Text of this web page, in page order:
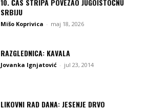
10. ČAS STRIPA POVEZAO JUGOISTOČNU
SRBIJU
Mišo Koprivica - maj 18, 2026
RAZGLEDNICA: KAVALA
Jovanka Ignjatović - jul 23, 2014
LIKOVNI RAD DANA: JESENJE DRVO